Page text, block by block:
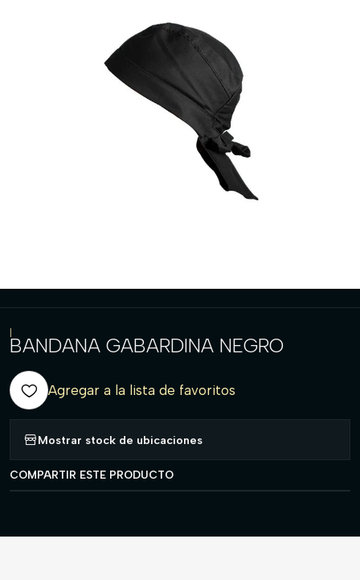
|
BANDANA GABARDINA NEGRO
Agregar a la lista de favoritos
Mostrar stock de ubicaciones
COMPARTIR ESTE PRODUCTO